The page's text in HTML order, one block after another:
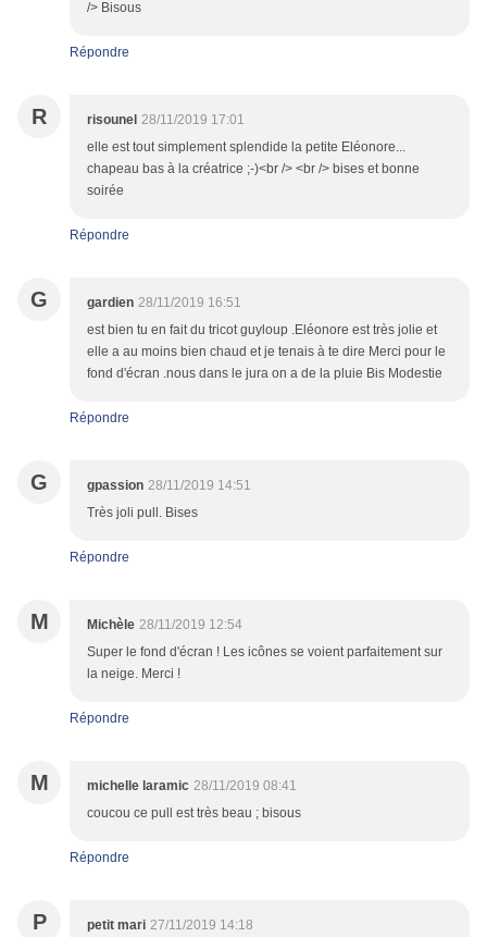
/> Bisous
Répondre
R risounel 28/11/2019 17:01
elle est tout simplement splendide la petite Eléonore...
chapeau bas à la créatrice ;-)<br /> <br /> bises et bonne
soirée
Répondre
G gardien 28/11/2019 16:51
est bien tu en fait du tricot guyloup .Eléonore est très jolie et
elle a au moins bien chaud et je tenais à te dire Merci pour le
fond d'écran .nous dans le jura on a de la pluie Bis Modestie
Répondre
G gpassion 28/11/2019 14:51
Très joli pull. Bises
Répondre
M Michèle 28/11/2019 12:54
Super le fond d'écran ! Les icônes se voient parfaitement sur
la neige. Merci !
Répondre
M michelle laramic 28/11/2019 08:41
coucou ce pull est très beau ; bisous
Répondre
P petit mari 27/11/2019 14:18